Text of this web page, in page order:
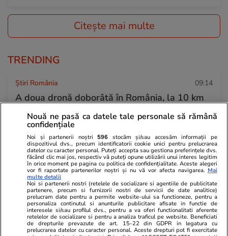
Citește mai multe
TRENDING
Știri România 09:14
A doua dronă doborâtă în România, la 10 km
de Sfântu Gheorghe. Radu Miruță: A fost
distrusă la 12 minute de la intrarea în spațiul
aerian. MApN: A fost același pilot de F-16 ca
vineri
Știri România 24 iul.
Procurorii DNA ar fi găsit 500.000 de euro
cash acasă la directorul general al Uzinei
Mecanice Plopeni, precum și două ceasuri
Nouă ne pasă ca datele tale personale să rămână
confidențiale
Noi și partenerii noștri 596 stocăm și/sau accesăm informații pe
dispozitivul dvs., precum identificatorii cookie unici pentru prelucrarea
datelor cu caracter personal. Puteți accepta sau gestiona preferințele dvs.
făcând clic mai jos, respectiv vă puteți opune utilizării unui interes legitim
în orice moment pe pagina cu politica de confidențialitate. Aceste alegeri
vor fi raportate partenerilor noștri și nu vă vor afecta navigarea. Mai
multe detalii
Noi si partenerii nostri (retelele de socializare si agentiile de publicitate
partenere, precum si furnizorii nostri de servicii de date analitice)
prelucram date pentru a permite website-ului sa functioneze, pentru a
personaliza continutul si anunturile publicitare afisate in functie de
interesele si/sau profilul dvs., pentru a va oferi functionalitati aferente
retelelor de socializare si pentru a analiza traficul pe website. Beneficiati
de drepturile prevazute de art. 15-22 din GDPR in legatura cu
prelucrarea datelor cu caracter personal. Aceste drepturi pot fi exercitate